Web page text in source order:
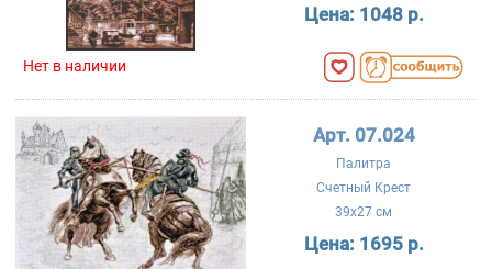
Цена: 1048 р.
Нет в наличии
Арт. 07.024
Палитра
Счетный Крест
39x27 см
Цена: 1695 р.